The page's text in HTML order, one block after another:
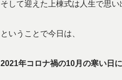
そして迎えた上棟式は人生で思い
ということで今日は、
2021年コロナ禍の10月の寒い日